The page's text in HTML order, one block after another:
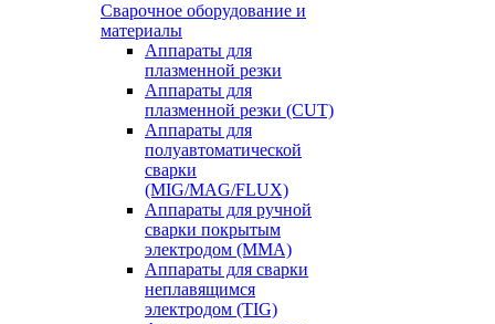
Сварочное оборудование и
материалы
Аппараты для
плазменной резки
Аппараты для
плазменной резки (CUT)
Аппараты для
полуавтоматической
сварки
(MIG/MAG/FLUX)
Аппараты для ручной
сварки покрытым
электродом (MMA)
Аппараты для сварки
неплавящимся
электродом (TIG)